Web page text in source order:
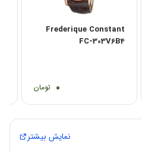
Frederique Constant
FC-303V6B4
0 تومان
نمایش بیشتر